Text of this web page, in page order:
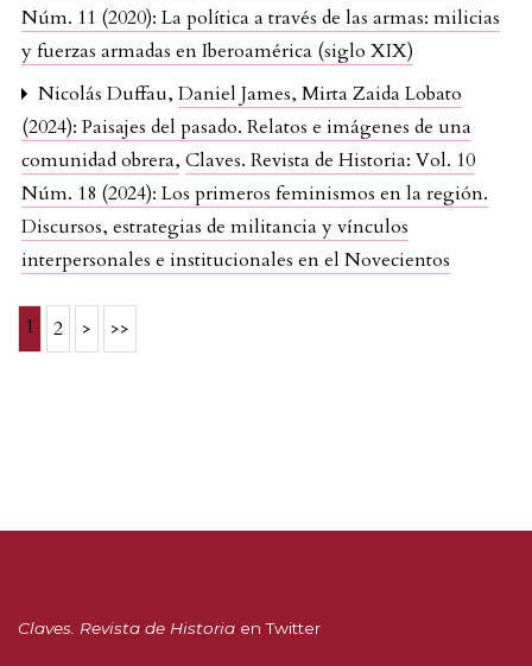
Núm. 11 (2020): La política a través de las armas: milicias
y fuerzas armadas en Iberoamérica (siglo XIX)
Nicolás Duffau, Daniel James, Mirta Zaida Lobato
(2024): Paisajes del pasado. Relatos e imágenes de una
comunidad obrera, Claves. Revista de Historia: Vol. 10
Núm. 18 (2024): Los primeros feminismos en la región.
Discursos, estrategias de militancia y vínculos
interpersonales e institucionales en el Novecientos
1 2 > >>
Claves. Revista de Historia en Twitter